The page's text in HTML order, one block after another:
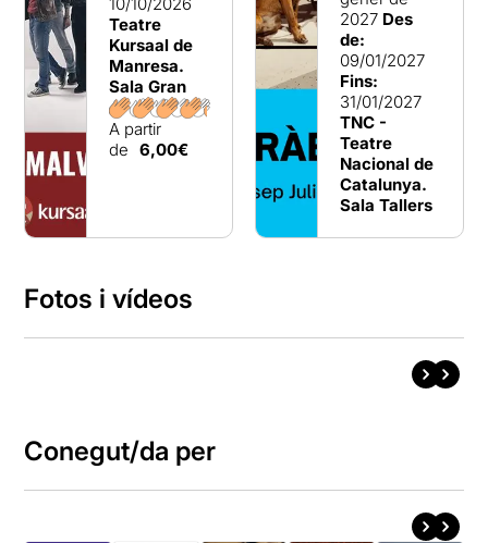
Teatre
Kursaal de
Manresa.
Sala Gran
A partir
de 6,00€
2027 Des
de:
09/01/2027
Fins:
31/01/2027
TNC -
Teatre
Nacional de
Catalunya.
Sala Tallers
Fotos i vídeos
Conegut/da per